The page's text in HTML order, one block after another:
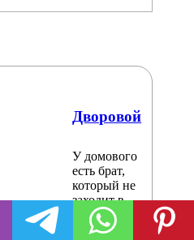
Дворовой
У домового
есть брат,
который не
заходит в
избу, а…
Читать